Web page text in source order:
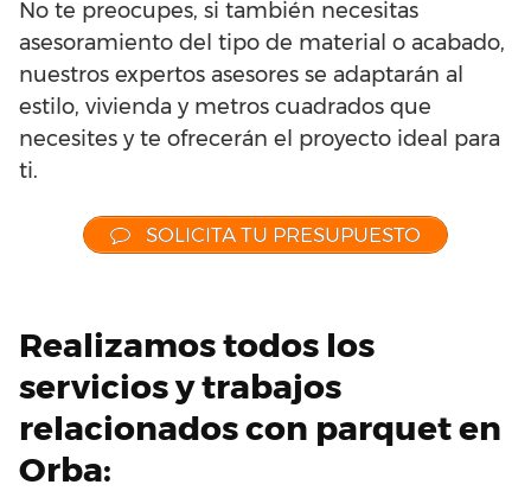
No te preocupes, si también necesitas
asesoramiento del tipo de material o acabado,
nuestros expertos asesores se adaptarán al
estilo, vivienda y metros cuadrados que
necesites y te ofrecerán el proyecto ideal para
ti.
SOLICITA TU PRESUPUESTO
Realizamos todos los
servicios y trabajos
relacionados con parquet en
Orba: